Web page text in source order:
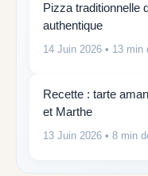
Pizza traditionnelle
authentique
14 Juin 2026 • 13 min
Recette : tarte
et Marthe
13 Juin 2026 • 8 min